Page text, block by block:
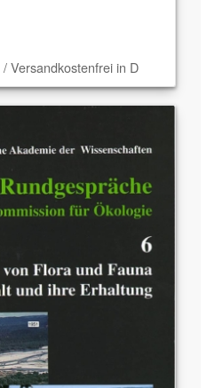
/ Versandkostenfrei in D